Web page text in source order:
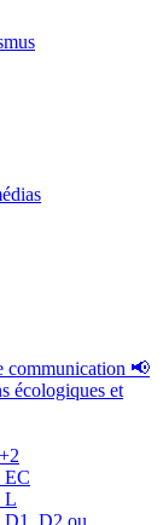
communication 📢
écologiques et
EC
L
D1, D2 ou